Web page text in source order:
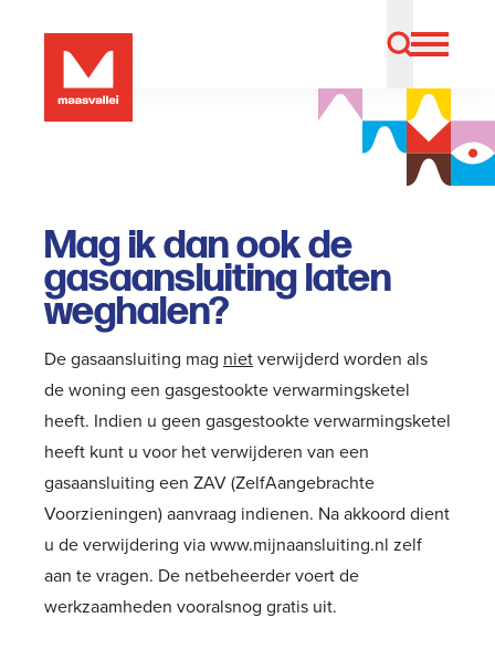
Mag ik dan ook de
gasaansluiting laten
weghalen?
De gasaansluiting mag nietverwijderd worden als
de woning een gasgestookte verwarmingsketel
heeft. Indien u geen gasgestookte verwarmingsketel
heeft kunt u voor het verwijderen van een
gasaansluiting een ZAV (ZelfAangebrachte
Voorzieningen) aanvraag indienen. Na akkoord dient
u de verwijdering viawww.mijnaansluiting.nl zelf
aan te vragen. De netbeheerder voert de
werkzaamheden vooralsnog gratis uit.